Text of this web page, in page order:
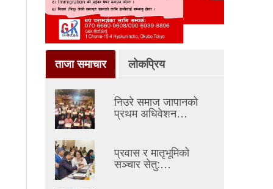
ताजा समाचार लोकप्रिय
निउरे समाज जापानको
प्रथम अधिवेशन…
प्रवास र मातृभूमिको
सञ्चार सेतु:…